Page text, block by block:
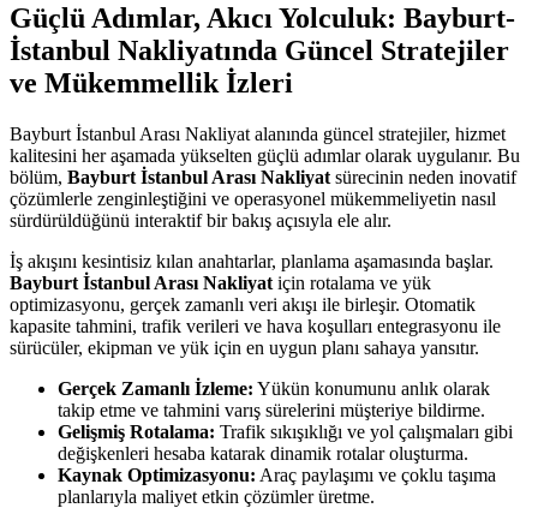
Güçlü Adımlar, Akıcı Yolculuk: Bayburt-
İstanbul Nakliyatında Güncel Stratejiler
ve Mükemmellik İzleri
Bayburt İstanbul Arası Nakliyat alanında güncel stratejiler, hizmet
kalitesini her aşamada yükselten güçlü adımlar olarak uygulanır. Bu
bölüm, Bayburt İstanbul Arası Nakliyat sürecinin neden inovatif
çözümlerle zenginleştiğini ve operasyonel mükemmeliyetin nasıl
sürdürüldüğünü interaktif bir bakış açısıyla ele alır.
İş akışını kesintisiz kılan anahtarlar, planlama aşamasında başlar.
Bayburt İstanbul Arası Nakliyat için rotalama ve yük
optimizasyonu, gerçek zamanlı veri akışı ile birleşir. Otomatik
kapasite tahmini, trafik verileri ve hava koşulları entegrasyonu ile
sürücüler, ekipman ve yük için en uygun planı sahaya yansıtır.
Gerçek Zamanlı İzleme: Yükün konumunu anlık olarak
takip etme ve tahmini varış sürelerini müşteriye bildirme.
Gelişmiş Rotalama: Trafik sıkışıklığı ve yol çalışmaları gibi
değişkenleri hesaba katarak dinamik rotalar oluşturma.
Kaynak Optimizasyonu: Araç paylaşımı ve çoklu taşıma
planlarıyla maliyet etkin çözümler üretme.